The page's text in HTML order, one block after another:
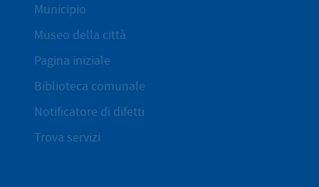
Municipio
Museo della città
Pagina iniziale
Biblioteca comunale
Notificatore di difetti
Trova servizi